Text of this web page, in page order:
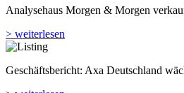
Analyse­haus Morgen & Morgen
> weiterlesen
Geschäftsbericht: Axa Deutschland